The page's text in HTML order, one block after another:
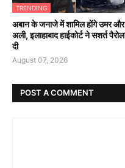
TRENDING
अबान के जनाजे में शामिल होंगे उमर और
अली, इलाहाबाद हाईकोर्ट ने सशर्त पैरोल
दी
August 07, 2026
POST A COMMENT